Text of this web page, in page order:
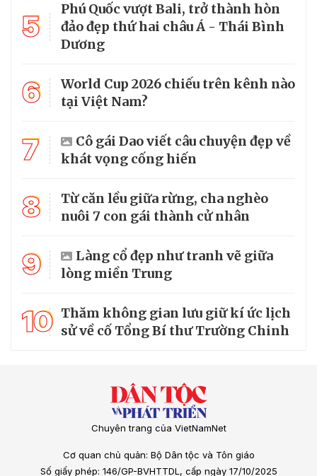
5
Phú Quốc vượt Bali, trở thành hòn
đảo đẹp thứ hai châu Á - Thái Bình
Dương
6
World Cup 2026 chiếu trên kênh nào
tại Việt Nam?
7
Cô gái Dao viết câu chuyện đẹp về
khát vọng cống hiến
8
Từ căn lều giữa rừng, cha nghèo
nuôi 7 con gái thành cử nhân
9
Làng cổ đẹp như tranh vẽ giữa
lòng miền Trung
10 Thăm không gian lưu giữ kí ức lịch
sử về cố Tổng Bí thư Trường Chinh
Chuyên trang của VietNamNet
Cơ quan chủ quản: Bộ Dân tộc và Tôn giáo
Số giấy phép: 146/GP-BVHTTDL, cấp ngày 17/10/2025